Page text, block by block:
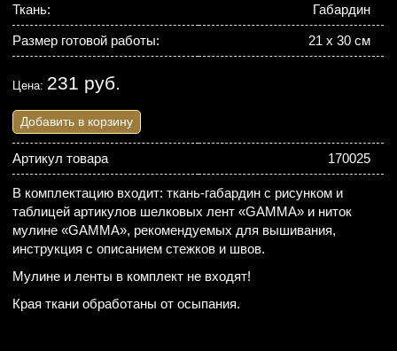
Ткань: Габардин
Размер готовой работы: 21 х 30 см
Цена: 231 руб.
Добавить в корзину
Артикул товара 170025
В комплектацию входит: ткань-габардин с рисунком и
таблицей артикулов шелковых лент «GAMMA» и ниток
мулине «GAMMA», рекомендуемых для вышивания,
инструкция с описанием стежков и швов.
Мулине и ленты в комплект не входят!
Края ткани обработаны от осыпания.